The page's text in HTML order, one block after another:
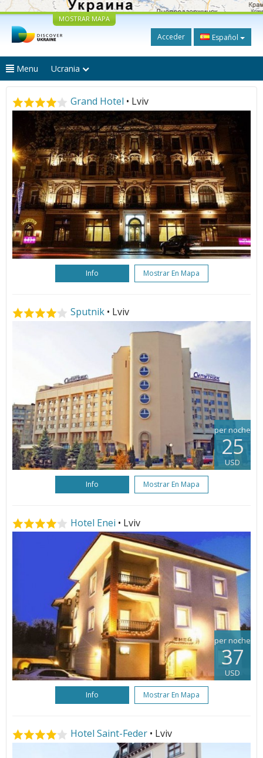
MOSTRAR MAPA
Acceder Español
Menu Ucrania
Grand Hotel • Lviv
Info Mostrar En Mapa
Sputnik • Lviv
per noche
25
USD
Info Mostrar En Mapa
Hotel Enei • Lviv
per noche
37
USD
Info Mostrar En Mapa
Hotel Saint-Feder • Lviv